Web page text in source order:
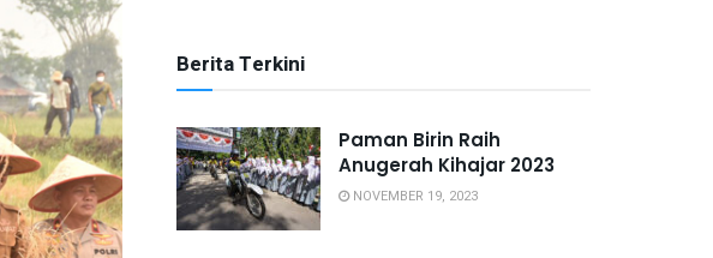
Berita Terkini
Paman Birin Raih
Anugerah Kihajar 2023
NOVEMBER 19, 2023